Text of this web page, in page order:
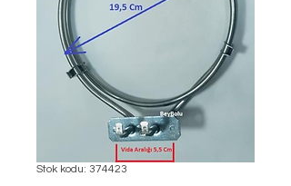
Stok kodu: 374423